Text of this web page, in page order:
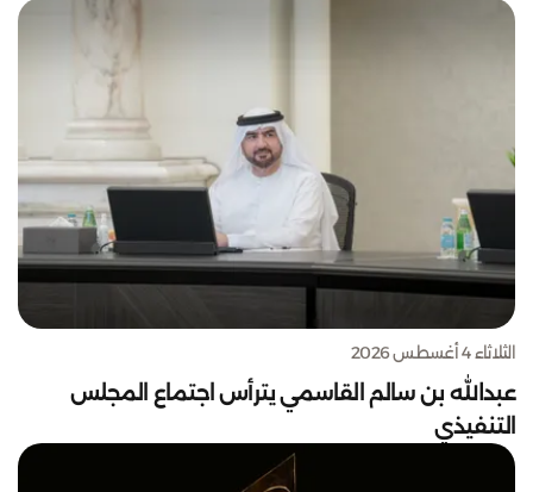
الثلاثاء 4 أغسطس 2026
عبدالله بن سالم القاسمي يترأس اجتماع المجلس
التنفيذي